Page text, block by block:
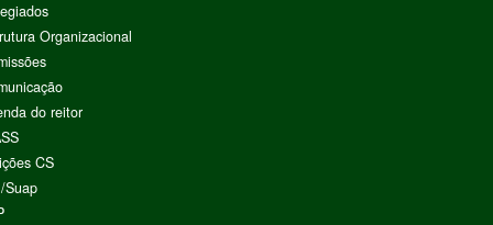
Organizacional
do reitor
CS
Suap